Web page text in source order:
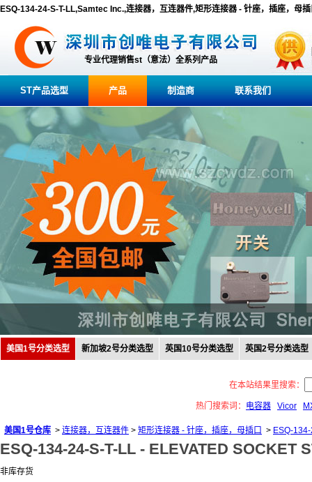
ESQ-134-24-S-T-LL,Samtec Inc.,连接器，互连器件,矩形连接器 - 针座，插座，母
专业代理销售st（意法）全系列产品
ST产品选型 产品 制造商 联系我们
美国1号分类选型 新加坡2号分类选型 英国10号分类选型 英国2号分类选型
在本站结果里搜索：
热门搜索词： 电容器 Vicor
美国1号仓库 > 连接器，互连器件 > 矩形连接器 - 针座，插座，母插口 > ESQ-
ESQ-134-24-S-T-LL - ELEVATED SOCKET
非库存货